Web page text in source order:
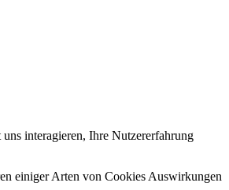
interagieren, Ihre Nutzererfahrung
einiger Arten von Cookies Auswirkungen